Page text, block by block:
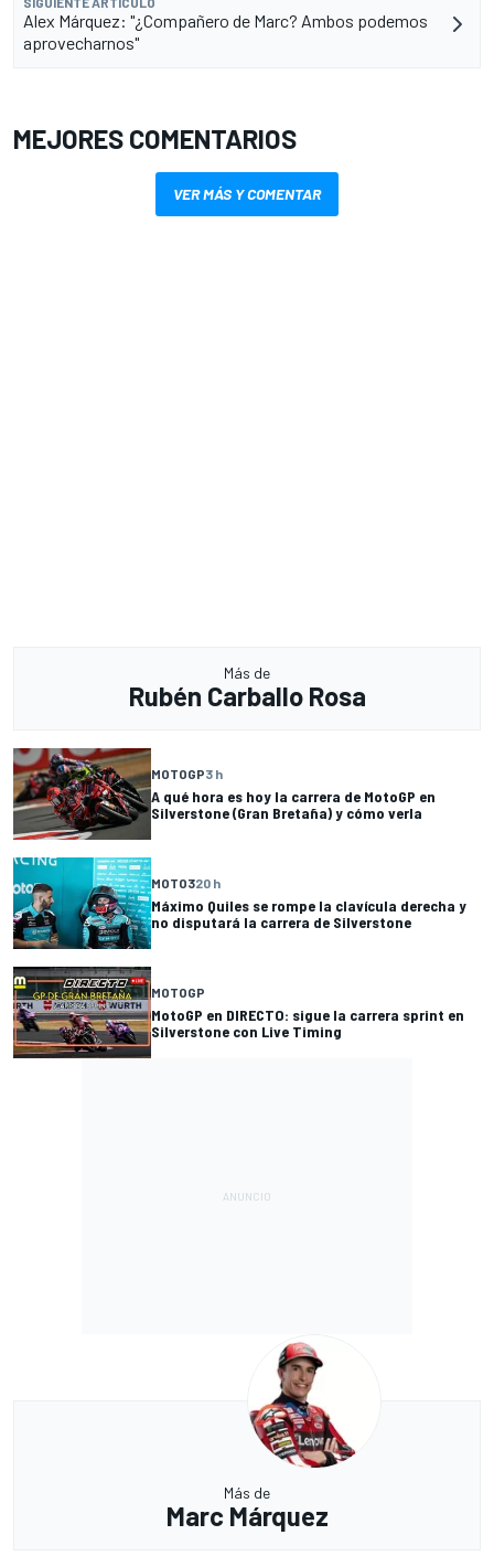
Alex Márquez: "¿Compañero de Marc? Ambos podemos
aprovecharnos"
MEJORES COMENTARIOS
VER MÁS Y COMENTAR
Más de
Rubén Carballo Rosa
MOTOGP3 h
A qué hora es hoy la carrera de MotoGP en
Silverstone (Gran Bretaña) y cómo verla
MOTO320 h
Máximo Quiles se rompe la clavícula derecha y
no disputará la carrera de Silverstone
MOTOGP
MotoGP en DIRECTO: sigue la carrera sprint en
Silverstone con Live Timing
Más de
Marc Márquez